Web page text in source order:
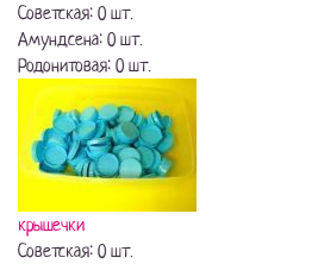
Советская: 0 шт.
Амундсена: 0 шт.
Родонитовая: 0 шт.
крышечки
Советская: 0 шт.